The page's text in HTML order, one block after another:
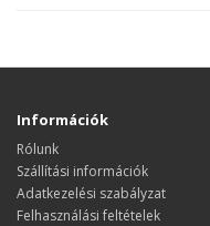
Információk
Rólunk
Szállítási információk
Adatkezelési szabályzat
Felhasználási feltételek